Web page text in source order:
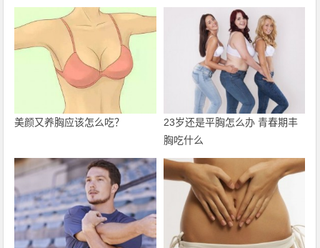
美颜又养胸应该怎么吃？
23岁还是平胸怎么办 青春期丰
胸吃什么